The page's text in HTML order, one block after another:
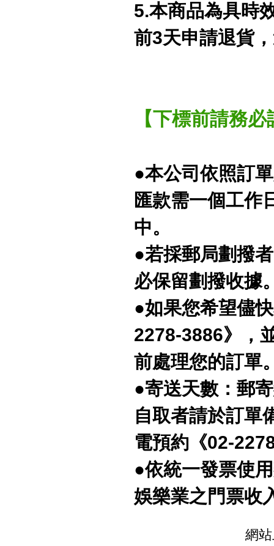
5.本商品為具時
前3天申請退貨
【下標前請務
●本公司依照訂
匯款需一個工作
中。
●若採郵局劃撥
必保留劃撥收據
●如果您希望儘
2278-3886》，
前處理您的訂單
●寄送天數：郵
自取者請於訂單
電預約《02-
●依統一發票使
娛樂業之門票收
網